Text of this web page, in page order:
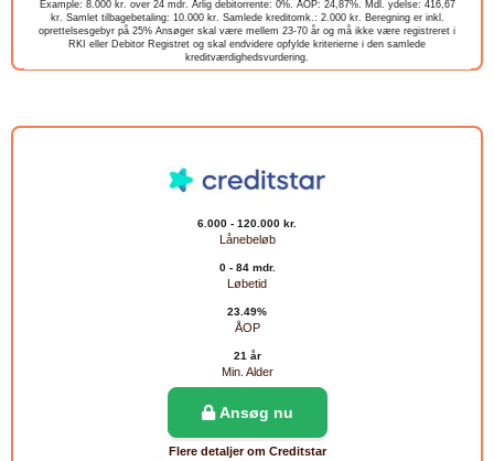
Example: 8.000 kr. over 24 mdr. Årlig debitorrente: 0%. ÅOP: 24,87%. Mdl. ydelse: 416,67
kr. Samlet tilbagebetaling: 10.000 kr. Samlede kreditomk.: 2.000 kr. Beregning er inkl.
oprettelsesgebyr på 25% Ansøger skal være mellem 23-70 år og må ikke være registreret i
RKI eller Debitor Registret og skal endvidere opfylde kriterierne i den samlede
kreditværdighedsvurdering.
6.000 - 120.000 kr.
Lånebeløb
0 - 84 mdr.
Løbetid
23.49%
ÅOP
21 år
Min. Alder
Ansøg nu
Flere detaljer om Creditstar